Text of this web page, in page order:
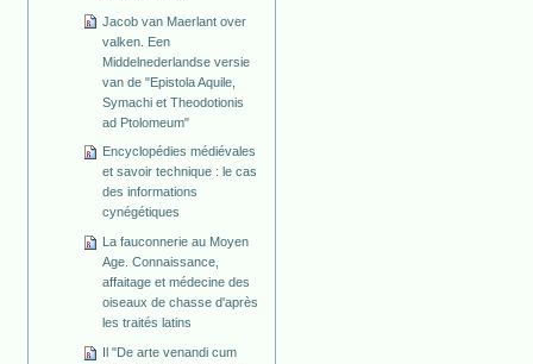
Jacob van Maerlant over
valken. Een
Middelnederlandse versie
van de "Epistola Aquile,
Symachi et Theodotionis
ad Ptolomeum"
Encyclopédies médiévales
et savoir technique : le cas
des informations
cynégétiques
La fauconnerie au Moyen
Age. Connaissance,
affaitage et médecine des
oiseaux de chasse d'après
les traités latins
Il "De arte venandi cum